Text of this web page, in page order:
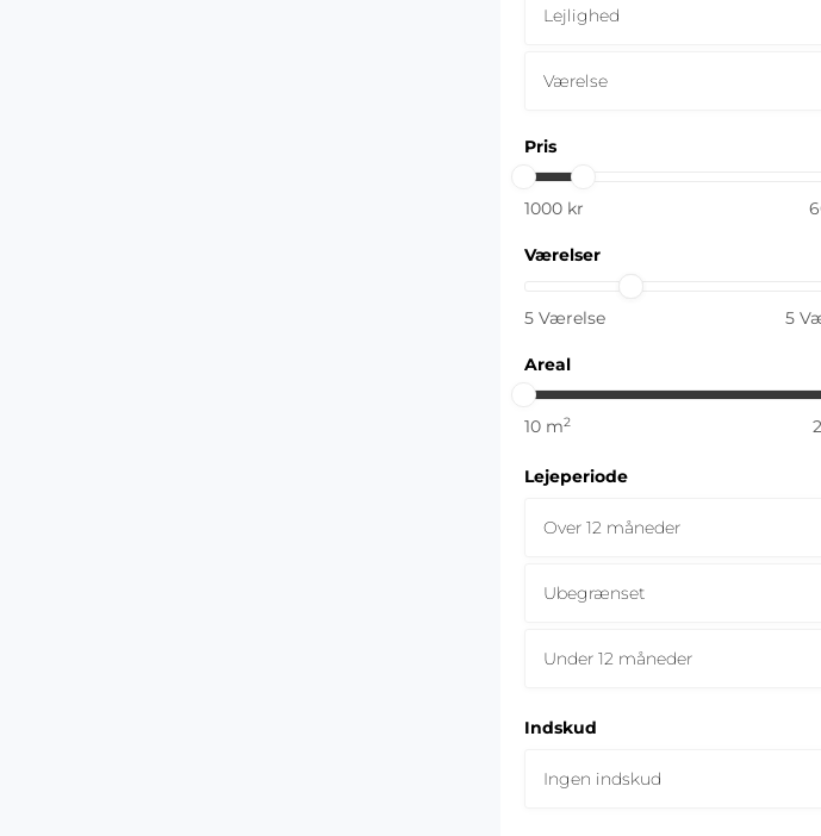
Lejlighed
Værelse
Pris
1000 kr
Værelser
5 Værelse 5
Areal
10 m2
Lejeperiode
Over 12 måneder
Ubegrænset
Under 12 måneder
Indskud
Ingen indskud